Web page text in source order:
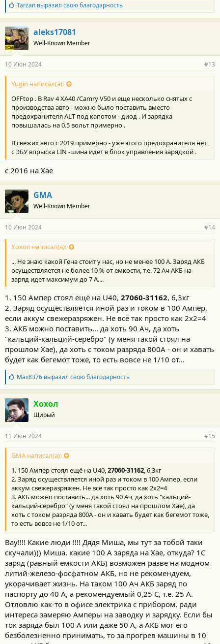
Б
л
а
г
о
д
а
н
о
с
и
:
Tarzanвыразил свою благодарность
aleks17081
Well-Known Member
10 Июн 2024 #13
Yugin написал(а):
OFFtop . В Rav 4 XA40 /Camry V50 и еще несколько снятых с
производства авто - можно было поставить вместо
предохранителя ALT под капотом - диод . И зарядка
повышалась на 0.5 вольт примерно .
В свежих авто с 2019 примерно - уже этого предохранителя нет ,
с ЭБУ впрыска LIN -шина идет в блок управления зарядкой .
с 2016 на Хае
GMA
Well-Known Member
10 Июн 2024 #14
Хохол написал(а):
... Не знаю какой Гена стоит у нас, но не менее 100 А. Заряд АКБ
осуществляется не более 10 % от емкости, т.е. 72 Ач АКБ на
заряд идет максимум до 7 А....
1. 150 Ампер стоял ещё на U40, 27060-31162, 6,3кг
2. Заряд осуществляется иной раз и током в 100 Ампер,
если аккум свежеразряжен. Не всё так просто как 2х2=4
3. АКБ можно поставить... да хоть 90 Ач, да хоть
"кальций-кальций-серебро" (у меня такой стоял на
прошлом Хае), да хоть с током разряда 800А - он и хавать
будет как бегемот тоже, то есть вовсе не 1/10 от...
Б
л
а
г
о
д
а
н
о
с
и
:
Max8376выразил свою благодарность
Хохол
Щирый
11 Июн 2024 #15
GMA написал(а):
1. 150 Ампер стоял ещё на U40,27060-31162, 6,3кг
2. Заряд осуществляется иной раз и током в 100 Ампер, если
аккум свежеразряжен. Не всё так просто как 2х2=4
3. АКБ можно поставить... да хоть 90 Ач, да хоть "кальций-
кальций-серебро" (у меня такой стоял на прошлом Хае), да
хоть с током разряда 800А - он и хавать будет как бегемот тоже,
то есть вовсе не 1/10 от...
Вау!!!! Какие люди !!!! Дядя Миша, мы тут за тобой таки
скучали))) Миша, какие 100 А заряда на Хае, откуда? 1С
заряд (равный емкости АКБ) возможен разве на модном
литий-железо-фосфатном АКБ, но не рекомендуем,
укорачивает жизнь. На таком 100 Ач АКБ заряд по
паспорту до 40 А, а рекомендуемый 0,25 С, т.е. 25 А.
Отловлю как-то в офисе электрика с прибором, ради
интереса замеряю Амперы на заводку и зарядку. Если бы
ток заряда был 100 А или даже 50 А, а АКБ мог его
безболезненно принимать, то за прогрев машины в 10